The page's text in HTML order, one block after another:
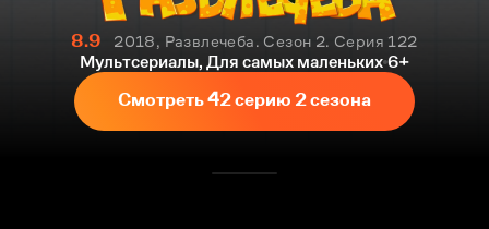
8.9
2018, Развлечеба. Сезон 2. Серия 122
Мультсериалы, Для самых маленьких 6+
Смотреть 42 серию 2 сезона